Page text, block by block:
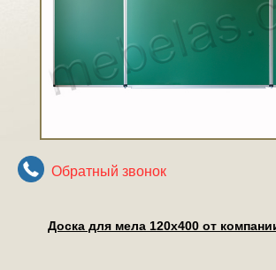
Обратный звонок
Доска для мела 120х400 от